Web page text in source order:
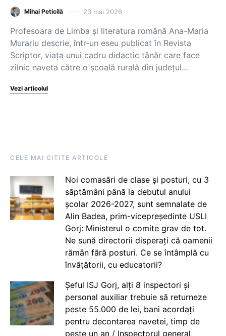
Mihai Peticilă 23 mai 2026
Profesoara de Limba și literatura română Ana-Maria
Murariu descrie, într-un eseu publicat în Revista
Scriptor, viața unui cadru didactic tânăr care face
zilnic naveta către o școală rurală din județul…
Vezi articolul
CELE MAI CITITE ARTICOLE
Noi comasări de clase și posturi, cu 3
săptămâni până la debutul anului
școlar 2026-2027, sunt semnalate de
Alin Badea, prim-vicepreședinte USLI
Gorj: Ministerul o comite grav de tot.
Ne sună directorii disperați că oamenii
rămân fără posturi. Ce se întâmplă cu
învățătorii, cu educatorii?
Șeful ISJ Gorj, alți 8 inspectori și
personal auxiliar trebuie să returneze
peste 55.000 de lei, bani acordați
pentru decontarea navetei, timp de
peste un an / Inspectorul general,